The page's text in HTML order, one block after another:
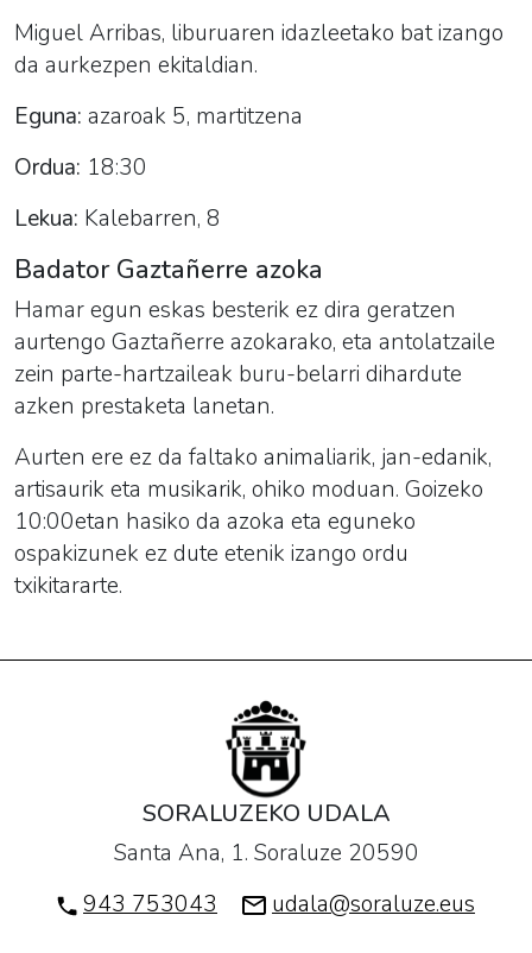
Miguel Arribas, liburuaren idazleetako bat izango
da aurkezpen ekitaldian.
Eguna: azaroak 5, martitzena
Ordua: 18:30
Lekua: Kalebarren, 8
Badator Gaztañerre azoka
Hamar egun eskas besterik ez dira geratzen
aurtengo Gaztañerre azokarako, eta antolatzaile
zein parte-hartzaileak buru-belarri dihardute
azken prestaketa lanetan.
Aurten ere ez da faltako animaliarik, jan-edanik,
artisaurik eta musikarik, ohiko moduan. Goizeko
10:00etan hasiko da azoka eta eguneko
ospakizunek ez dute etenik izango ordu
txikitararte.
SORALUZEKO UDALA
Santa Ana, 1. Soraluze 20590
943 753043
udala@soraluze.eus